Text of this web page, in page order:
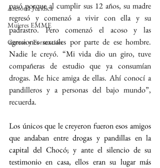
Asesoría Jurídica
Mujeres EMME
Cursos y Formación
pasó porque al cumplir sus 12 años, su madre
regresó y comenzó a vivir con ella y su
padrastro. Pero comenzó el acoso y las
agresiones sexuales por parte de ese hombre.
Nadie le creyó. “Mi vida dio un giro, tuve
compañeras de estudio que ya consumían
drogas. Me hice amiga de ellas. Ahí conocí a
pandilleros y a personas del bajo mundo”,
recuerda.
Los únicos que le creyeron fueron esos amigos
que andaban entre drogas y pandillas en la
capital del Chocó; y ante el silencio de su
testimonio en casa, ellos eran su lugar más